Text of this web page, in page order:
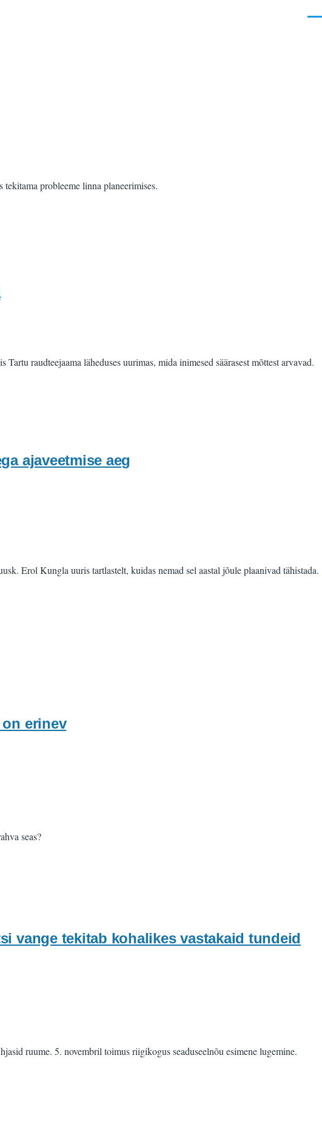
probleeme linna planeerimises.
raudteejaama läheduses uurimas, mida inimesed säärasest mõttest arvavad.
ajaveetmise aeg
Erol Kungla uuris tartlastelt, kuidas nemad sel aastal jõule plaanivad tähistada.
on erinev
seas?
vange tekitab kohalikes vastakaid tundeid
ruume. 5. novembril toimus riigikogus seaduseelnõu esimene lugemine.